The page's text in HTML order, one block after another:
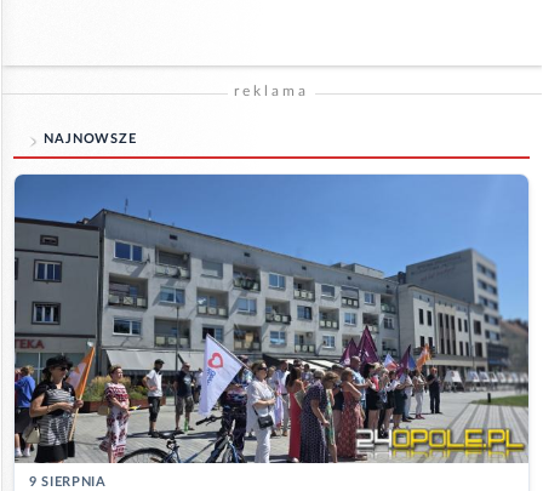
reklama
NAJNOWSZE
9 SIERPNIA